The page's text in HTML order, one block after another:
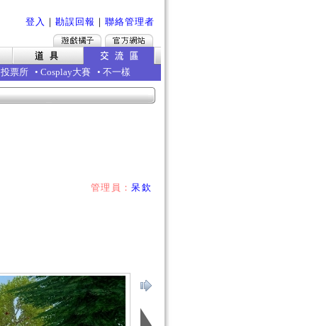
登入 ｜ 勘誤回報 ｜ 聯絡管理者
投票所 • Cosplay大賽 • 不一樣
管理員：呆欽